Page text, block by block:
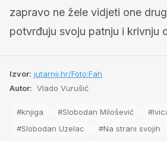
zapravo ne žele vidjeti one
potvrđuju svoju patnju i krivnju
Izvor: jutarnji.hr/Foto:Fah
Autor: Vlado Vurušić
#knjiga #Slobodan Milošević
#Slobodan Uzelac
#Na strani svojih